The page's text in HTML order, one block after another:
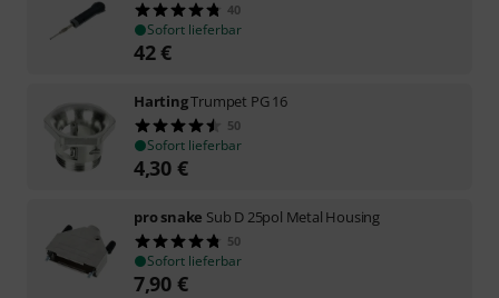
40
Sofort lieferbar
42€
HartingTrumpet PG 16
50
Sofort lieferbar
4,30 €
pro snake Sub D 25pol Metal Housing
50
Sofort lieferbar
7,90 €